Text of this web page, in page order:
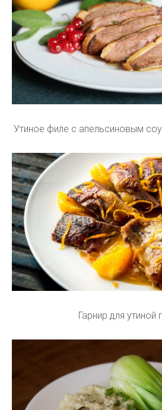
Утиное филе с апельсиновым
Гарнир для утиной